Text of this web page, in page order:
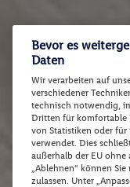
Bevor es
Daten
Wir verarbeiten auf
verschiedener
technisch notwendig,
Dritten für komfortable
von Statistiken oder für
verwendet. Dies
außerhalb der EU ohne
„Ablehnen“ können
zulassen. Unter